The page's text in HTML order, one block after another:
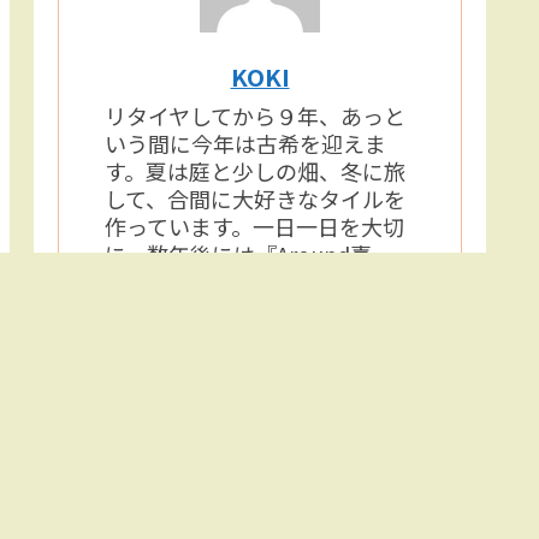
KOKI
リタイヤしてから９年、あっと
いう間に今年は古希を迎えま
す。夏は庭と少しの畑、冬に旅
して、合間に大好きなタイルを
作っています。一日一日を大切
に、数年後には『Around喜